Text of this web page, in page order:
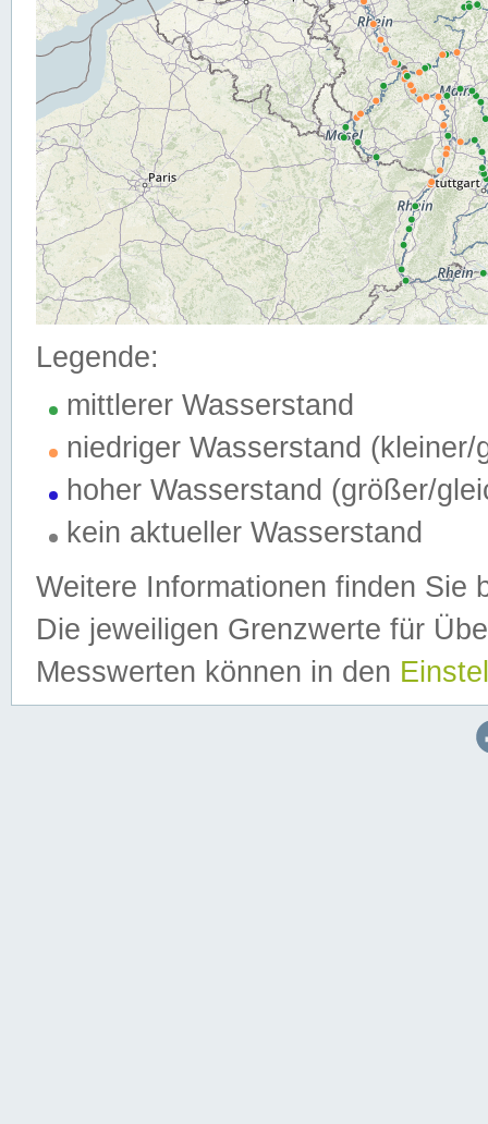
Legende:
mittlerer Wasserstand
niedriger Wasserstand (kleiner/
hoher Wasserstand (größer/
kein aktueller Wasserstand
Weitere Informationen finden Sie
Die jeweiligen Grenzwerte für
Messwerten können in den